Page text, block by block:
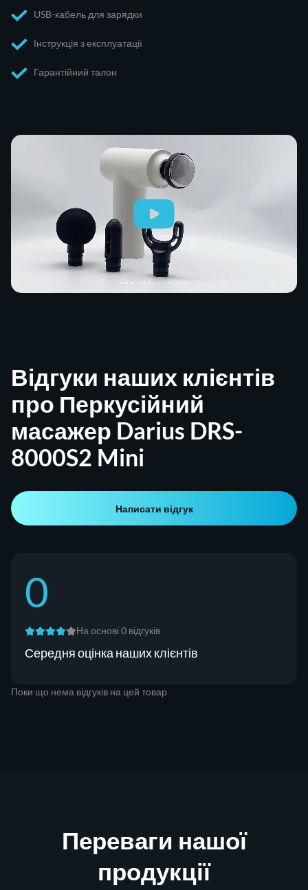
USB-кабель для зарядки
Інструкція з експлуатації
Гарантійний талон
Відгуки наших клієнтів
про Перкусійний
масажер Darius DRS-
8000S2 Mini
Написати відгук
Поки що нема відгуків на цей товар
0
На основі 0 відгуків
Середня оцінка наших клієнтів
Переваги нашої
продукції